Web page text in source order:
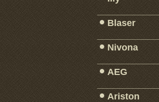
_____________
Blaser
Nivona
_____________
AEG
_____________
Ariston